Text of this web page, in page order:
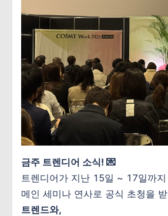
금주 트렌디어 소식! 💌
트렌디어가 지난 15일 ~ 17일까
메인 세미나 연사로 공식 초청을
트렌드와,